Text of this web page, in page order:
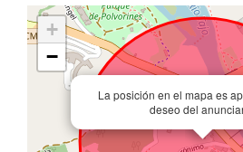
La posición en el mapa es
deseo del
+
−